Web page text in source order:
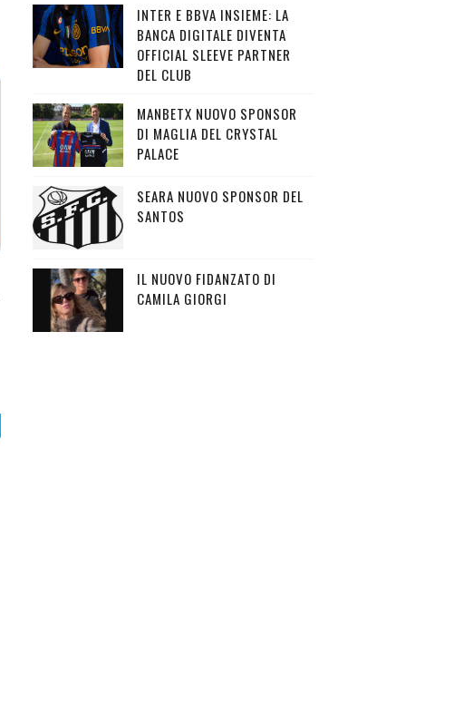
INTER E BBVA INSIEME: LA
BANCA DIGITALE DIVENTA
OFFICIAL SLEEVE PARTNER
DEL CLUB
MANBETX NUOVO SPONSOR
DI MAGLIA DEL CRYSTAL
PALACE
SEARA NUOVO SPONSOR DEL
SANTOS
IL NUOVO FIDANZATO DI
CAMILA GIORGI